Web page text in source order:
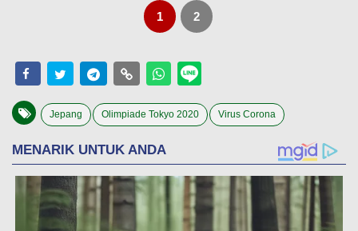
1 2
Jepang Olimpiade Tokyo 2020 Virus Corona